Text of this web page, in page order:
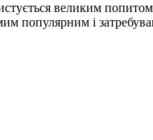
великим
популярним і